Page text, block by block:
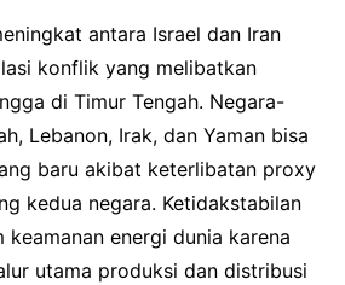
antara Israel dan Iran
konflik yang melibatkan
di Timur Tengah. Negara-
Lebanon, Irak, dan Yaman bisa
baru akibat keterlibatan proxy
kedua negara. Ketidakstabilan
keamanan energi dunia karena
utama produksi dan distribusi